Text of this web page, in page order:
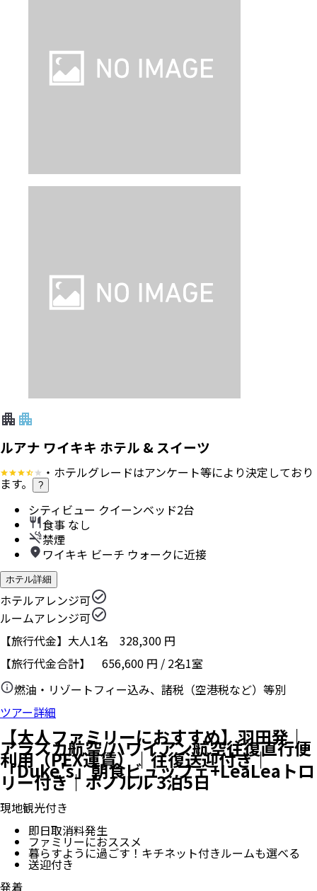
ルアナ ワイキキ ホテル & スイーツ
・ホテルグレードはアンケート等により決定しており
ます。 ?
シティビュー クイーンベッド2台
食事 なし
禁煙
ワイキキ ビーチ ウォークに近接
ホテル詳細
ホテルアレンジ可
ルームアレンジ可
【旅行代金】大人1名 328,300 円
【旅行代金合計】 656,600 円 / 2名1室
燃油・リゾートフィー込み、諸税（空港税など）等別
ツアー詳細
【大人ファミリーにおすすめ】羽田発｜
アラスカ航空/ハワイアン航空往復直行便
利用（PEX運賃）｜往復送迎付き｜
「Duke's」朝食ビュッフェ+LeaLeaトロ
リー付き｜ホノルル 3泊5日
現地観光付き
即日取消料発生
ファミリーにおススメ
暮らすように過ごす！キチネット付きルームも選べる
送迎付き
発着